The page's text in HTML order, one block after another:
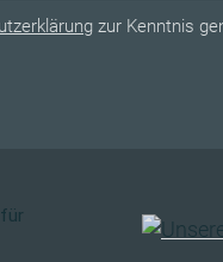
zur Kenntnis